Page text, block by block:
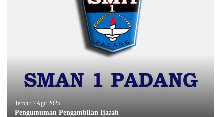
Terbit : 7 Agu 2025
Pengumuman Pengambilan Ijazah